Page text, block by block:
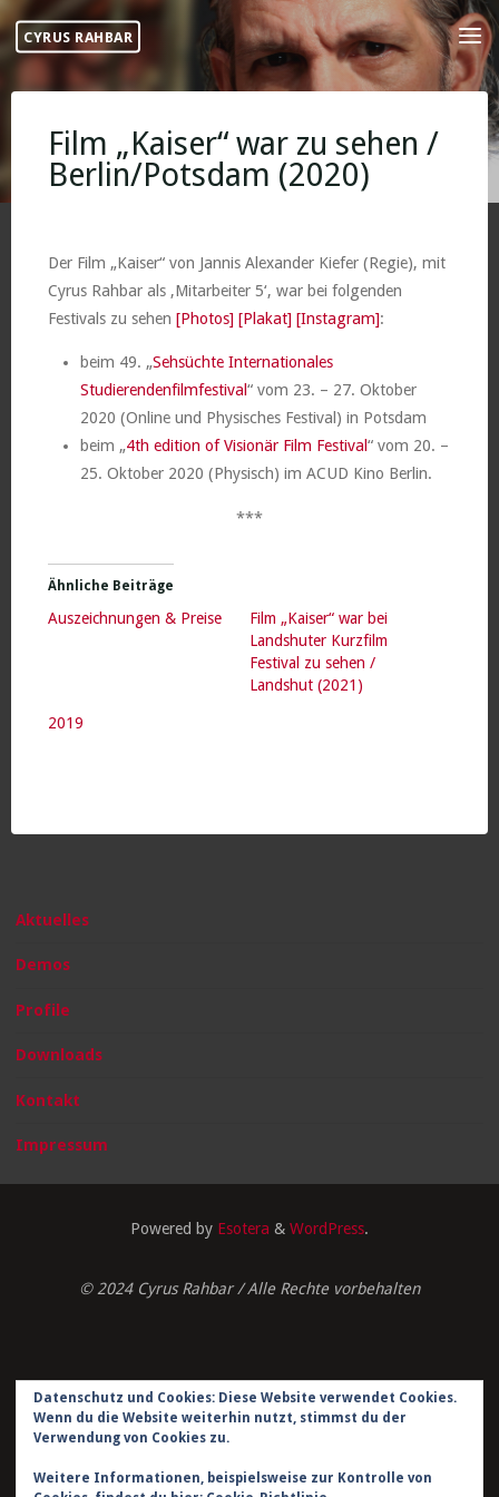
Skip
content
CYRUS RAHBAR
Film „Kaiser“ war zu sehen /
Berlin/Potsdam (2020)
Der Film „Kaiser“ von Jannis Alexander Kiefer (Regie), mit
Cyrus Rahbar als ‚Mitarbeiter 5‘, war bei folgenden
Festivals zu sehen [Photos] [Plakat] [Instagram]:
beim 49. „Sehsüchte Internationales
Studierendenfilmfestival “ vom 23. – 27. Oktober
2020 (Online und Physisches Festival) in Potsdam
beim „4th edition of Visionär Film Festival “ vom 20. –
25. Oktober 2020 (Physisch) im ACUD Kino Berlin.
***
Ähnliche Beiträge
Auszeichnungen & Preise
Film „Kaiser“ war bei
Landshuter Kurzfilm
Festival zu sehen /
Landshut (2021)
2019
Aktuelles
Demos
Profile
Downloads
Kontakt
Impressum
Powered by Esotera & WordPress.
© 2024 Cyrus Rahbar / Alle Rechte vorbehalten
Impressum
Datenschutz und Cookies: Diese Website verwendet Cookies.
Wenn du die Website weiterhin nutzt, stimmst du der
Verwendung von Cookies zu.
Weitere Informationen, beispielsweise zur Kontrolle von